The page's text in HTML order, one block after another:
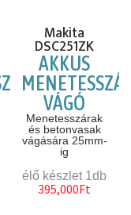
Makita
DSC251ZK
AKKUS
VÁGÓ
Menetesszárak
és betonvasak
vágására 25mm-
ig
élő készlet 1db
395,000Ft